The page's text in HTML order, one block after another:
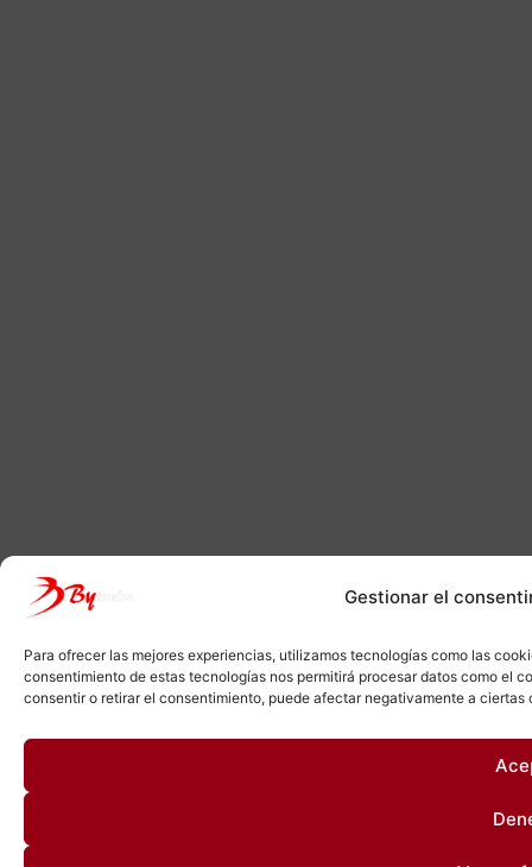
Gestionar el
Para ofrecer las mejores experiencias, utilizamos tecnologías como las
consentimiento de estas tecnologías nos permitirá procesar datos como el
consentir o retirar el consentimiento, puede afectar negativamente a